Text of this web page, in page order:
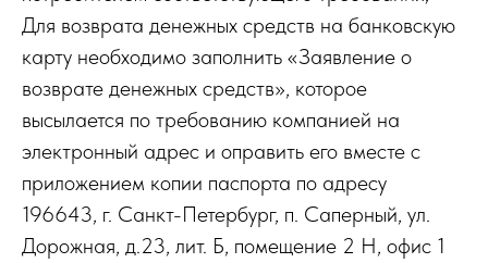
Для возврата денежных средств на банковскую
карту необходимо заполнить «Заявление о
возврате денежных средств», которое
высылается по требованию компанией на
электронный адрес и оправить его вместе с
приложением копии паспорта по адресу
196643, г. Санкт-Петербург, п. Саперный, ул.
Дорожная, д.23, лит. Б, помещение 2 Н, офис 1